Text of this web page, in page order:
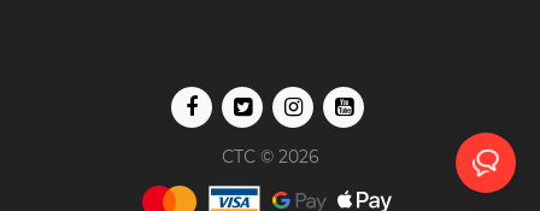
СТС © 2026